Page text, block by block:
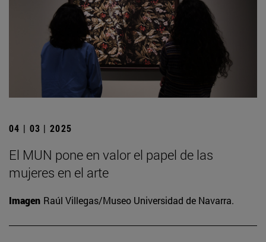
04 | 03 | 2025
El MUN pone en valor el papel de las
mujeres en el arte
Imagen Raúl Villegas/Museo Universidad de Navarra.